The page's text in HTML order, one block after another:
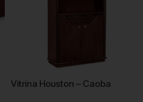
Vitrina Houston – Caoba